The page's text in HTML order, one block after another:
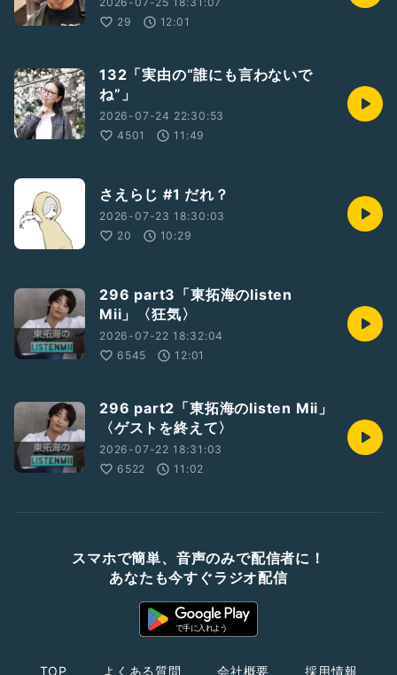
29
12:01
132「実由の“誰にも言わないで
ね”」
2026-07-24 22:30:53
4501
11:49
さえらじ #1 だれ？
2026-07-23 18:30:03
20
10:29
296 part3「東拓海のlisten
Mii」〈狂気〉
2026-07-22 18:32:04
6545
12:01
296 part2「東拓海のlisten Mii」
〈ゲストを終えて〉
2026-07-22 18:31:03
6522
11:02
スマホで簡単、音声のみで配信者に！
あなたも今すぐラジオ配信
TOP よくある質問 会社概要 採用情報